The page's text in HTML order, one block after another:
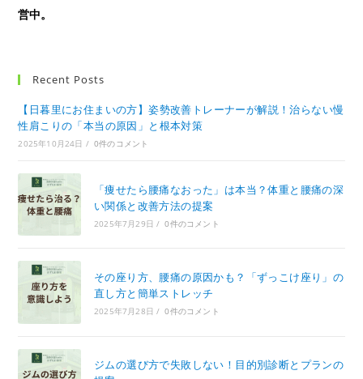
営中。
Recent Posts
【日暮里にお住まいの方】姿勢改善トレーナーが解説！治らない慢
性肩こりの「本当の原因」と根本対策
2025年10月24日 / 0件のコメント
「痩せたら腰痛なおった」は本当？体重と腰痛の深
い関係と改善方法の提案
2025年7月29日 / 0件のコメント
その座り方、腰痛の原因かも？「ずっこけ座り」の
直し方と簡単ストレッチ
2025年7月28日 / 0件のコメント
ジムの選び方で失敗しない！目的別診断とプランの